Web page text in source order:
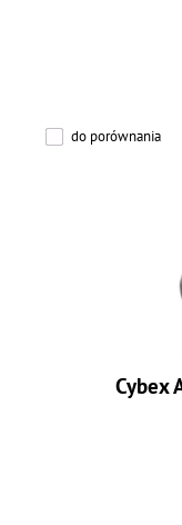
do porównania
Cybex